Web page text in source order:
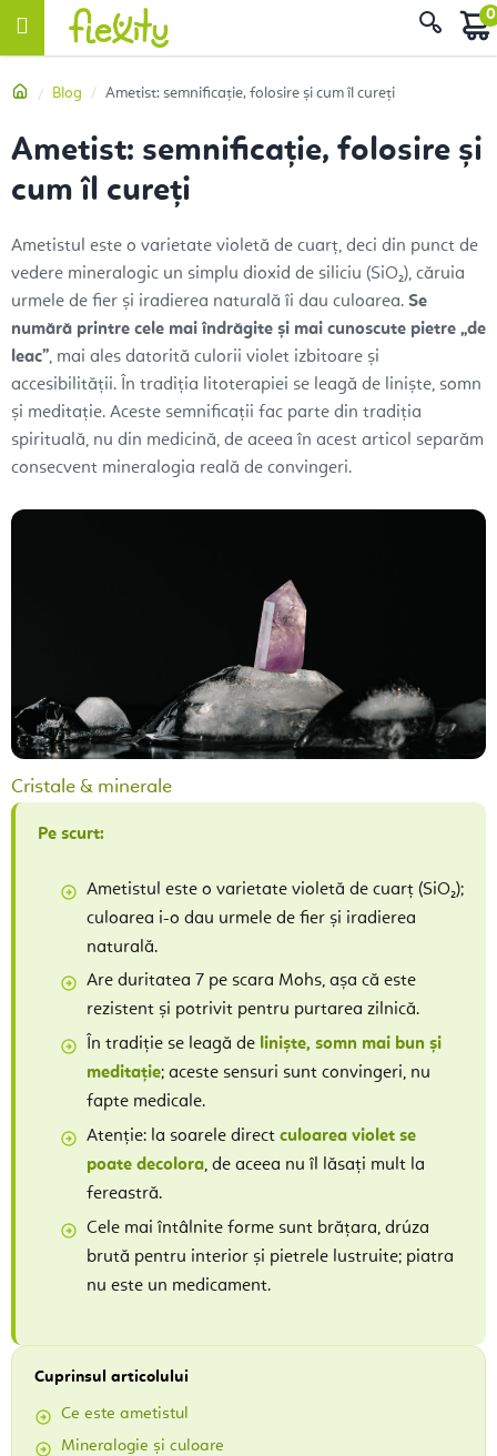
AcasăBlog Ametist: semnificație, folosire și cum îl cureți
Ametist: semnificație, folosire și
cum îl cureți
Ametistul este o varietate violetă de cuarț, deci din punct de
vedere mineralogic un simplu dioxid de siliciu (SiO₂), căruia
urmele de fier și iradierea naturală îi dau culoarea. Se
numără printre cele mai îndrăgite și mai cunoscute pietre „de
leac”, mai ales datorită culorii violet izbitoare și
accesibilității. În tradiția litoterapiei se leagă de liniște, somn
și meditație. Aceste semnificații fac parte din tradiția
spirituală, nu din medicină, de aceea în acest articol separăm
consecvent mineralogia reală de convingeri.
Cristale & minerale
Pe scurt:
Ametistul este o varietate violetă de cuarț (SiO₂);
culoarea i-o dau urmele de fier și iradierea
naturală.
Are duritatea 7 pe scara Mohs, așa că este
rezistent și potrivit pentru purtarea zilnică.
În tradiție se leagă de liniște, somn mai bun și
meditație; aceste sensuri sunt convingeri, nu
fapte medicale.
Atenție: la soarele direct culoarea violet se
poate decolora, de aceea nu îl lăsați mult la
fereastră.
Cele mai întâlnite forme sunt brățara, drúza
brută pentru interior și pietrele lustruite; piatra
nu este un medicament.
Cuprinsul articolului
Ce este ametistul
Mineralogie și culoare